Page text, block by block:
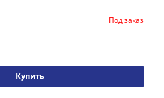
Под заказ
Купить